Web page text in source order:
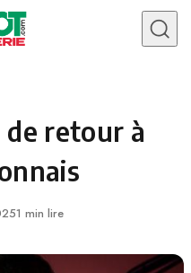
de retour à
1 min lire